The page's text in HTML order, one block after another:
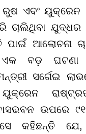
ରୁଷ ଏବଂ ୟୁକ୍ରେନ
ଚାଲିଥିବା
ପାଇଁ ଆଲୋଚନା
ଏକ ବଡ଼ ଘଟଣା
ସର୍ଗେଇ
ଉପରେ
କହିଛନ୍ତି ଯେ,